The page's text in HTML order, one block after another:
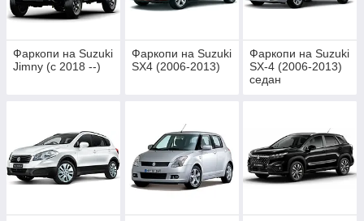
Фаркопи на Suzuki
Jimny (c 2018 --)
Фаркопи на Suzuki
SX4 (2006-2013)
Фаркопи на Suzuki
SX-4 (2006-2013)
седан